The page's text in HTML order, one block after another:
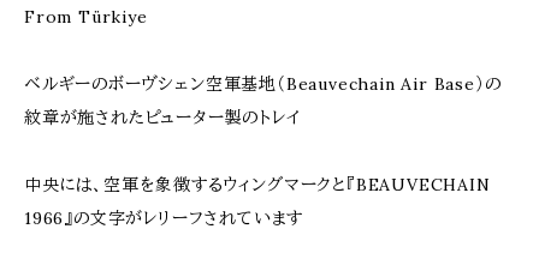
From Türkiye
ベルギーのボーヴシェン空軍基地（Beauvechain Air Base）の
紋章が施されたピューター製のトレイ
中央には、空軍を象徴するウィングマークと『BEAUVECHAIN
1966』の文字がレリーフされています